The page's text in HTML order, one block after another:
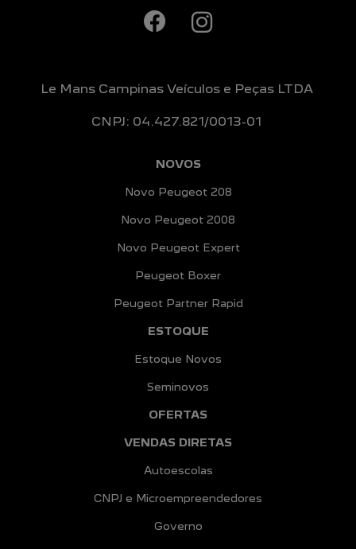
Le Mans Campinas Veículos e Peças LTDA
CNPJ: 04.427.821/0013-01
NOVOS
Novo Peugeot 208
Novo Peugeot 2008
Novo Peugeot Expert
Peugeot Boxer
Peugeot Partner Rapid
ESTOQUE
Estoque Novos
Seminovos
OFERTAS
VENDAS DIRETAS
Autoescolas
CNPJ e Microempreendedores
Governo